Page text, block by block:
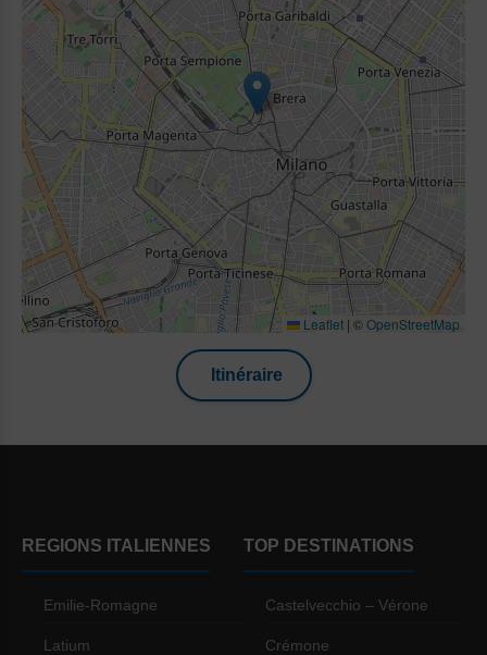
Leaflet | ©OpenStreetMap
Itinéraire
REGIONS ITALIENNES
Emilie-Romagne
Latium
TOP DESTINATIONS
Castelvecchio – Vérone
Crémone